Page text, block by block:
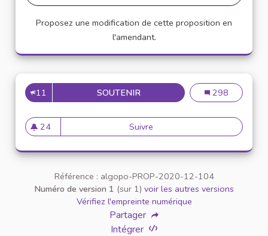
Proposez une modification de cette proposition en
l'amendant.
11 SOUTENIR INSCRIRE LA CHARTE DANS
Inscrire la
298
24
24 abonnés
Suivre Inscrire la charte dans un
Référence : algopo-PROP-2020-12-104
Numéro de version 1 (sur 1) voir les autres versions
Vérifiez l'empreinte numérique
Partager
Intégrer